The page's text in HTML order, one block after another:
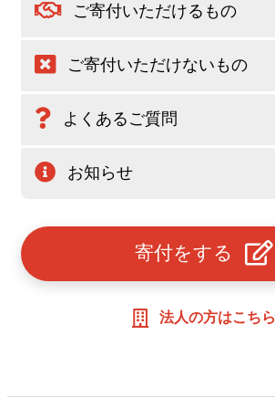
ご寄付いただけるもの
ご寄付いただけないもの
よくあるご質問
お知らせ
寄付をする
法人の方はこちら